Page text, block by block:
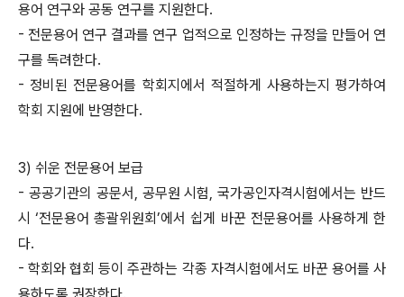
용어 연구와 공동 연구를 지원한다.
- 전문용어 연구 결과를 연구 업적으로 인정하는 규정을 만들어 연
구를 독려한다.
- 정비된 전문용어를 학회지에서 적절하게 사용하는지 평가하여
학회 지원에 반영한다.
3) 쉬운 전문용어 보급
- 공공기관의 공문서, 공무원 시험, 국가공인자격시험에서는 반드
시 ‘전문용어 총괄위원회’에서 쉽게 바꾼 전문용어를 사용하게 한
다.
- 학회와 협회 등이 주관하는 각종 자격시험에서도 바꾼 용어를 사